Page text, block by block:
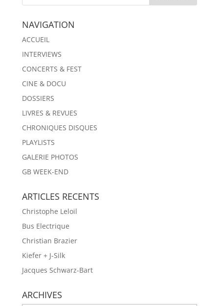
NAVIGATION
ACCUEIL
INTERVIEWS
CONCERTS & FEST
CINE & DOCU
DOSSIERS
LIVRES & REVUES
CHRONIQUES DISQUES
PLAYLISTS
GALERIE PHOTOS
GB WEEK-END
ARTICLES RECENTS
Christophe Leloil
Bus Electrique
Christian Brazier
Kiefer + J-Silk
Jacques Schwarz-Bart
ARCHIVES